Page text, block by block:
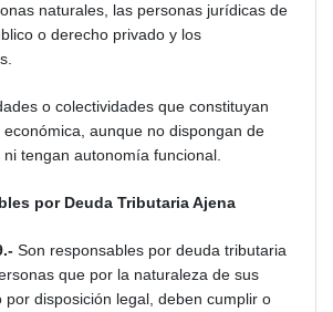
naturales, las personas jurídicas de
o derecho privado y los
o colectividades que constituyan
económica, aunque no dispongan de
tengan autonomía funcional.
por Deuda Tributaria Ajena
Son responsables por deuda tributaria
que por la naturaleza de sus
por disposición legal, deben cumplir o